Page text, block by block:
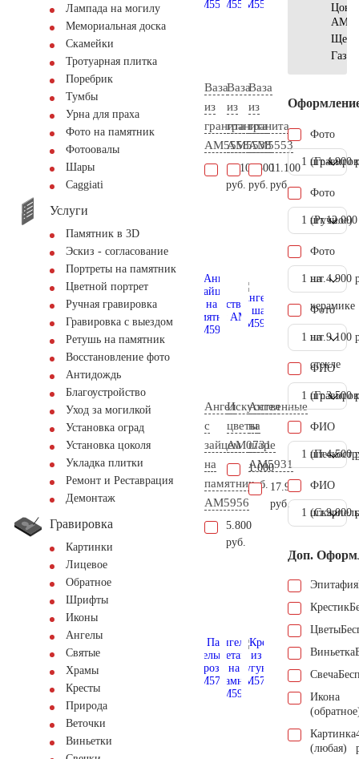
Лампада на могилу
Мемориальная доска
Скамейки
Тротуарная плитка
Поребрик
Тумбы
Урна для праха
Фото на памятник
Фотоовалы
Шары
Сaggiati
Услуги
Памятник в 3D
Эскиз - согласование
Портреты на памятник
Цветной портрет
Ручная гравировка
Гравировка с выездом
Ретушь на памятник
Восстановление фото
Антидождь
Благоустройство
Уход за могилкой
Установка оград
Установка цоколя
Укладка плитки
Ремонт и Реставрация
Демонтаж
Гравировка
Картинки
Лицевое
Обратное
Шрифты
Иконы
Ангелы
Святые
Храмы
Кресты
Природа
Веточки
Виньетки
Ваза
из
гранита
AM5558
11.100
руб.
Ваза
из
гранита
AM5538
6.300
руб.
Ваза
из
гранита
AM5553
11.100
руб.
Ангел
с
зайцем
на
памятник
AM5956
5.800
руб.
Искусственные
цветы
AM0731
1.000
руб.
Ангел
на
шаре
AM5931
17.900
руб.
Газон
Фото
1 шт.4.900
Фото
(Ручное)
1 шт.
Фото
на
керамике
1 шт. 4.900
Фото
на
стекле
1 шт. 9.100
ФИО
1 шт.3.500
ФИО
1 шт.4.500
ФИО
1 шт.9.000
Доп.
Эпитафия
Крестик
Цветы
Виньетка
Свеча
Икона
Картинка
(любая)